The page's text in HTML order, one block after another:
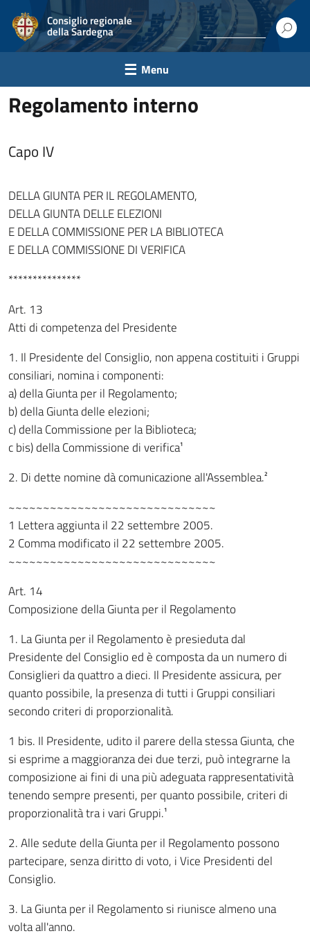
Consiglio regionale
della Sardegna
Menu
Regolamento interno
Capo IV
DELLA GIUNTA PER IL REGOLAMENTO,
DELLA GIUNTA DELLE ELEZIONI
E DELLA COMMISSIONE PER LA BIBLIOTECA
E DELLA COMMISSIONE DI VERIFICA
***************
Art. 13
Atti di competenza del Presidente
1. Il Presidente del Consiglio, non appena costituiti i Gruppi
consiliari, nomina i componenti:
a) della Giunta per il Regolamento;
b) della Giunta delle elezioni;
c) della Commissione per la Biblioteca;
c bis) della Commissione di verifica¹
2. Di dette nomine dà comunicazione all'Assemblea.²
~~~~~~~~~~~~~~~~~~~~~~~~~~~~~~
1 Lettera aggiunta il 22 settembre 2005.
2 Comma modificato il 22 settembre 2005.
~~~~~~~~~~~~~~~~~~~~~~~~~~~~~~
Art. 14
Composizione della Giunta per il Regolamento
1. La Giunta per il Regolamento è presieduta dal
Presidente del Consiglio ed è composta da un numero di
Consiglieri da quattro a dieci. Il Presidente assicura, per
quanto possibile, la presenza di tutti i Gruppi consiliari
secondo criteri di proporzionalità.
1 bis. Il Presidente, udito il parere della stessa Giunta, che
si esprime a maggioranza dei due terzi, può integrarne la
composizione ai fini di una più adeguata rappresentatività
tenendo sempre presenti, per quanto possibile, criteri di
proporzionalità tra i vari Gruppi.¹
2. Alle sedute della Giunta per il Regolamento possono
partecipare, senza diritto di voto, i Vice Presidenti del
Consiglio.
3. La Giunta per il Regolamento si riunisce almeno una
volta all'anno.